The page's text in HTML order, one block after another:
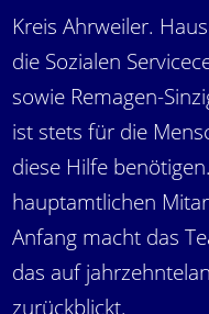
Kreis Ahrweiler.
die Sozialen
sowie Remagen-
ist stets für die
diese Hilfe
hauptamtlichen
Anfang macht das
das auf
zurückblickt.